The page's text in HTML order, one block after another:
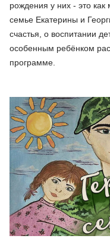
рождения у них - это
семье Екатерины и
счастья, о воспитании
особенным ребёнком
программе.